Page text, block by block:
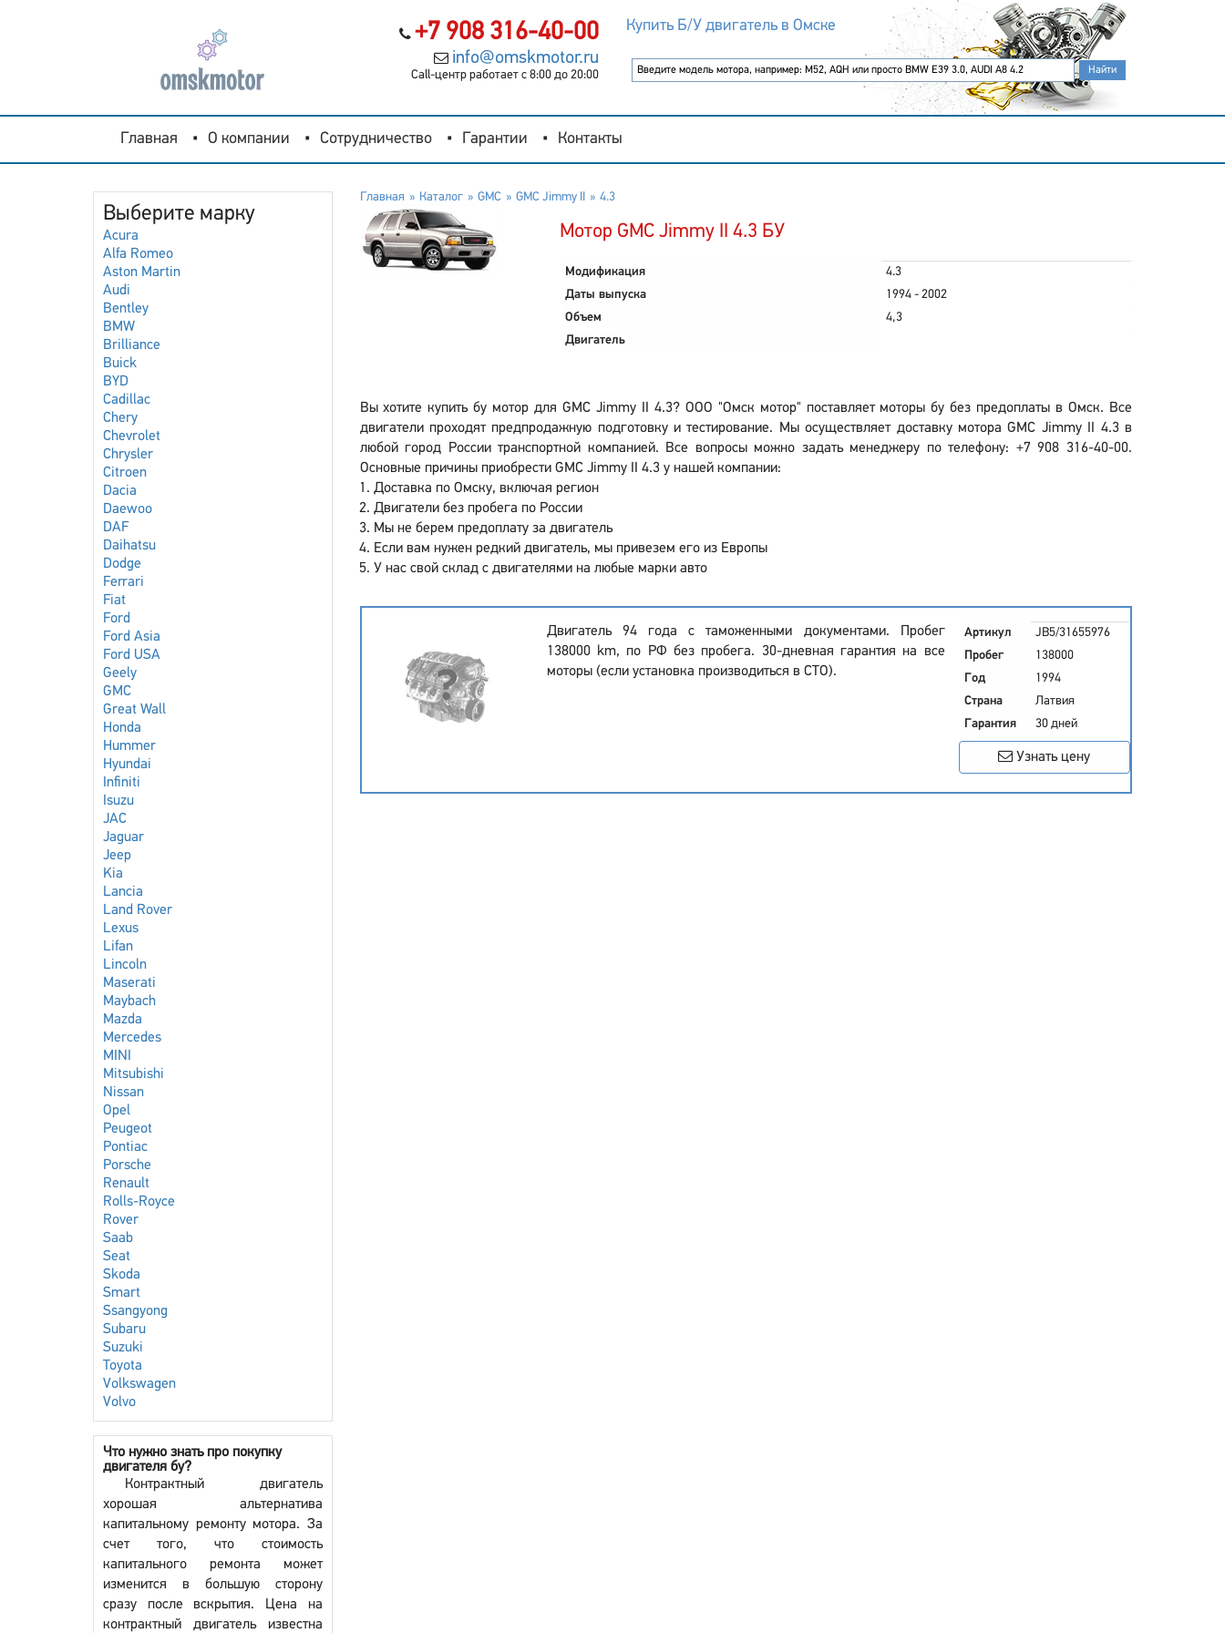
+7 908 316-40-00
info@omskmotor.ru
Call-центр работает с 8:00 до 20:00
Купить Б/У двигатель в Омске
Главная О компании Сотрудничество Гарантии Контакты
Выберите марку
Acura
Alfa Romeo
Aston Martin
Audi
Bentley
BMW
Brilliance
Buick
BYD
Cadillac
Chery
Chevrolet
Chrysler
Citroen
Dacia
Daewoo
DAF
Daihatsu
Dodge
Ferrari
Fiat
Ford
Ford Asia
Ford USA
Geely
GMC
Great Wall
Honda
Hummer
Hyundai
Infiniti
Isuzu
JAC
Jaguar
Jeep
Kia
Lancia
Land Rover
Lexus
Lifan
Lincoln
Maserati
Maybach
Mazda
Mercedes
MINI
Mitsubishi
Nissan
Opel
Peugeot
Pontiac
Porsche
Renault
Rolls-Royce
Rover
Saab
Seat
Skoda
Smart
Ssangyong
Subaru
Suzuki
Toyota
Volkswagen
Volvo
Что нужно знать про покупку
двигателя бу?
Контрактный двигатель
хорошая альтернатива
капитальному ремонту мотора. За
счет того, что стоимость
капитального ремонта может
изменится в большую сторону
сразу после вскрытия. Цена на
контрактный двигатель известна
Главная Каталог GMC GMC Jimmy II 4.3
Мотор GMC Jimmy II 4.3 БУ
Модификация
4.3
Даты выпуска
1994 - 2002
Объем
4,3
Двигатель
Вы хотите купить бу мотор для GMC Jimmy II 4.3? ООО "Омск мотор" поставляет моторы бу без предоплаты в Омск. Все
двигатели проходят предпродажную подготовку и тестирование. Мы осуществляет доставку мотора GMC Jimmy II 4.3 в
любой город России транспортной компанией. Все вопросы можно задать менеджеру по телефону: +7 908 316-40-00.
Основные причины приобрести GMC Jimmy II 4.3 у нашей компании:
Доставка по Омску, включая регион
Двигатели без пробега по России
Мы не берем предоплату за двигатель
Если вам нужен редкий двигатель, мы привезем его из Европы
У нас свой склад с двигателями на любые марки авто
Двигатель 94 года с таможенными документами. Пробег
138000 km, по РФ без пробега. 30-дневная гарантия на все
моторы (если установка производиться в СТО).
Артикул
JB5/31655976
Пробег
138000
Год
1994
Страна
Латвия
Гарантия
30 дней
Узнать цену